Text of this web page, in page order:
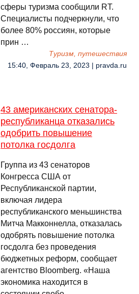
сферы туризма сообщили RT.
Специалисты подчеркнули, что
более 80% россиян, которые
прин …
Туризм, путешествия
15:40, Февраль 23, 2023 | pravda.ru
43 американских сенатора-
республиканца отказались
одобрить повышение
потолка госдолга
Группа из 43 сенаторов
Конгресса США от
Республиканской партии,
включая лидера
республиканского меньшинства
Митча Макконнелла, отказалась
одобрять повышение потолка
госдолга без проведения
бюджетных реформ, сообщает
агентство Bloomberg. «Наша
экономика находится в